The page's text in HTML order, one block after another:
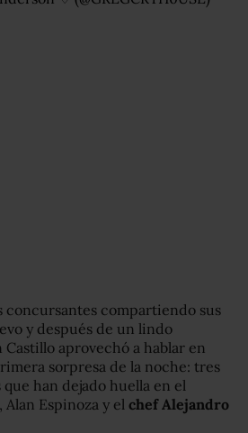
concursantes compartiendo sus
y después de un lindo
Castillo aprovechó a hablar en
sorpresa de la noche: tres
han dejado huella en el
Espinoza y el chef Alejandro